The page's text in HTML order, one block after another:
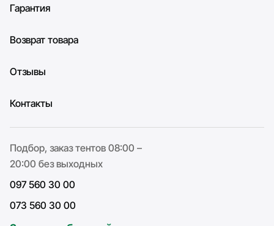
Гарантия
Возврат товара
Отзывы
Контакты
Подбор, заказ тентов 08:00 –
20:00 без выходных
097 560 30 00
073 560 30 00